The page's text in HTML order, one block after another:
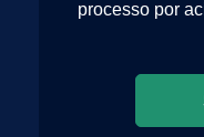
processo por